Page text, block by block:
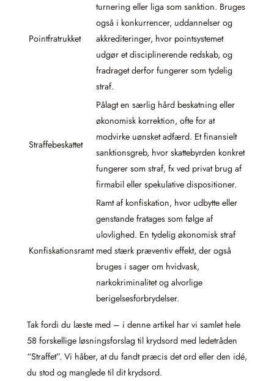
Pointfratrukket
turnering eller liga som sanktion. Bruges
også i konkurrencer, uddannelser og
akkrediteringer, hvor pointsystemet
udgør et disciplinerende redskab, og
fradraget derfor fungerer som tydelig
straf.
Straffebeskattet
Pålagt en særlig hård beskatning eller
økonomisk korrektion, ofte for at
modvirke uønsket adfærd. Et finansielt
sanktionsgreb, hvor skattebyrden konkret
fungerer som straf, fx ved privat brug af
firmabil eller spekulative dispositioner.
Konfiskationsramt
Ramt af konfiskation, hvor udbytte eller
genstande fratages som følge af
ulovlighed. En tydelig økonomisk straf
med stærk præventiv effekt, der også
bruges i sager om hvidvask,
narkokriminalitet og alvorlige
berigelsesforbrydelser.
Tak fordi du læste med – i denne artikel har vi samlet hele
58 forskellige løsningsforslag til krydsord med ledetråden
“Straffet”. Vi håber, at du fandt præcis det ord eller den idé,
du stod og manglede til dit krydsord.